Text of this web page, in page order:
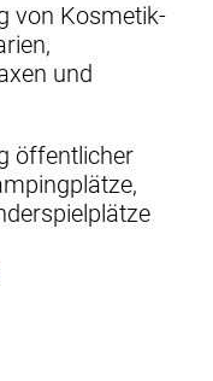
von Kosmetik-
und
öffentlicher